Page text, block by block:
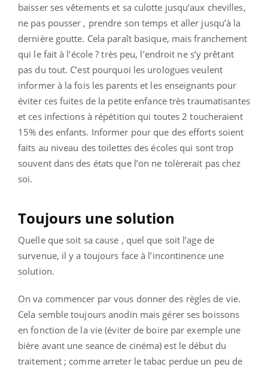
baisser ses vêtements et sa culotte jusqu’aux chevilles,
ne pas pousser , prendre son temps et aller jusqu’à la
dernière goutte. Cela paraît basique, mais franchement
qui le fait à l’école ? très peu, l’endroit ne s’y prêtant
pas du tout. C’est pourquoi les urologues veulent
informer à la fois les parents et les enseignants pour
éviter ces fuites de la petite enfance très traumatisantes
et ces infections à répétition qui toutes 2 toucheraient
15% des enfants. Informer pour que des efforts soient
faits au niveau des toilettes des écoles qui sont trop
souvent dans des états que l’on ne tolèrerait pas chez
soi.
Toujours une solution
Quelle que soit sa cause , quel que soit l’age de
survenue, il y a toujours face à l’incontinence une
solution.
On va commencer par vous donner des règles de vie.
Cela semble toujours anodin mais gérer ses boissons
en fonction de la vie (éviter de boire par exemple une
bière avant une seance de cinéma) est le début du
traitement ; comme arreter le tabac perdue un peu de